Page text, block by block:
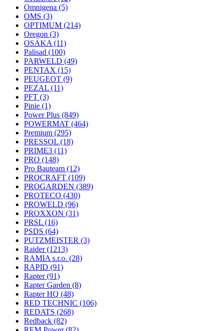
Omnigena (5)
OMS (3)
OPTIMUM (214)
Oregon (3)
OSAKA (11)
Palisad (100)
PARWELD (49)
PENTAX (15)
PEUGEOT (9)
PEZAL (11)
PFT (3)
Pinie (1)
Power Plus (849)
POWERMAT (464)
Premium (295)
PRESSOL (18)
PRIME3 (11)
PRO (148)
Pro Bauteam (12)
PROCRAFT (109)
PROGARDEN (389)
PROTECO (430)
PROWELD (96)
PROXXON (31)
PRSL (16)
PSDS (64)
PUTZMEISTER (3)
Raider(1213)
RAMIA s.r.o. (28)
RAPID (91)
Rapter(91)
Rapter Garden (8)
Rapter HQ (48)
RED TECHNIC (106)
REDATS (268)
Redback (82)